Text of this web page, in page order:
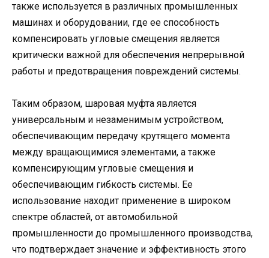
также используется в различных промышленных
машинах и оборудовании, где ее способность
компенсировать угловые смещения является
критически важной для обеспечения непрерывной
работы и предотвращения повреждений системы.
Таким образом, шаровая муфта является
универсальным и незаменимым устройством,
обеспечивающим передачу крутящего момента
между вращающимися элементами, а также
компенсирующим угловые смещения и
обеспечивающим гибкость системы. Ее
использование находит применение в широком
спектре областей, от автомобильной
промышленности до промышленного производства,
что подтверждает значение и эффективность этого